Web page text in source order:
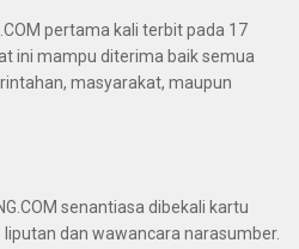
pertama kali terbit pada 17
ini mampu diterima baik semua
masyarakat, maupun
senantiasa dibekali kartu
dan wawancara narasumber.